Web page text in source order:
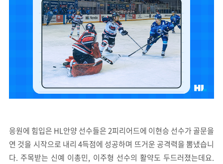
응원에 힘입은 HL안양 선수들은 2피리어드에 이현승 선수가 골문을
연 것을 시작으로 내리 4득점에 성공하며 뜨거운 공격력을 뽐냈습니
다. 주목받는 신예 이총민, 이주형 선수의 활약도 두드러졌는데요.